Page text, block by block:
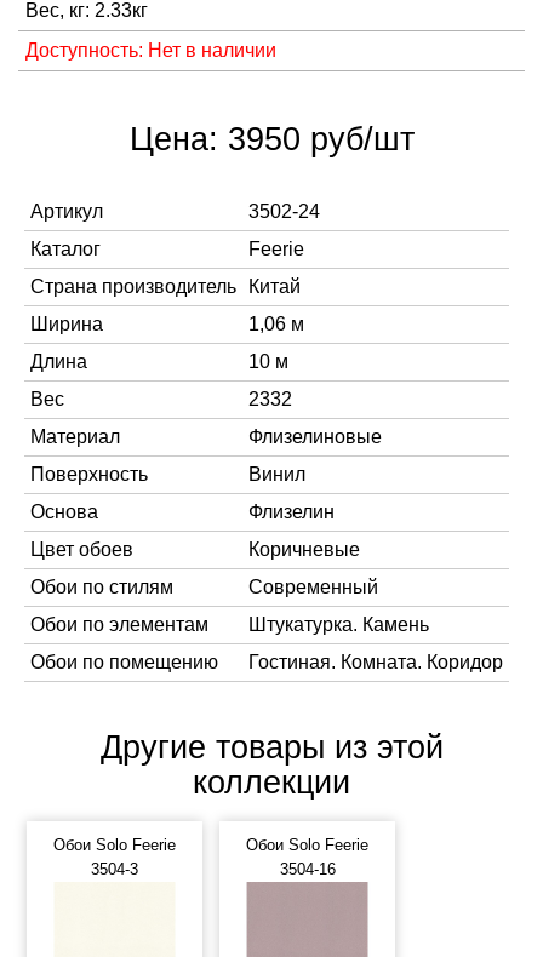
Вес, кг: 2.33кг
Доступность: Нет в наличии
Цена: 3950 руб/шт
Артикул
3502-24
Каталог
Feerie
Страна производитель
Китай
Ширина
1,06 м
Длина
10 м
Вес
2332
Материал
Флизелиновые
Поверхность
Винил
Основа
Флизелин
Цвет обоев
Коричневые
Обои по стилям
Современный
Обои по элементам
Штукатурка. Камень
Обои по помещению
Гостиная. Комната. Коридор
Другие товары из этой
коллекции
Обои Solo Feerie
3504-3
Обои Solo Feerie
3504-16